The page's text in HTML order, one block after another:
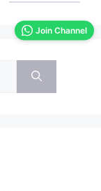
Join Channel